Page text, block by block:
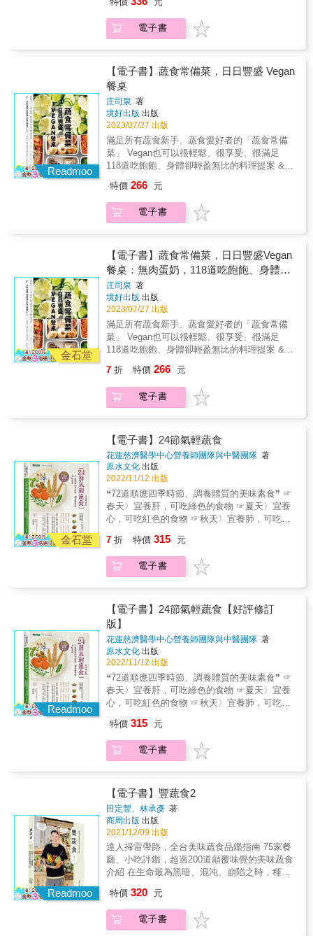
人｜Liz 高琹雯NOBUO餐廳主廚｜Nobu Lee李
信男Ephernité 法緹法式餐廳主廚｜Vanessa
Huang香色 Xiang Se 主廚｜邱一中
萬士傑鹽之華法國餐廳創辦人及主廚｜黎俞
君 Justine Li（順序按首字筆畫排列）Chef
Régis Macron的著作，是所有從事法式精緻料
理廚師們心目中的百科大全，本書絕對是繼
Herbes和Champignons之後，最令我期待的藏
書。—— Ephernité 法緹法式餐廳主廚｜
Vanessa Huang在這本水果料理書籍中，每一
頁都是一場味蕾的盛宴。作者巧妙運用鮮果的
天然風味，創造出色香味俱全的佳餚。無論是
甜點還是開胃菜，都能激發你的創意，讓你的
主廚｜邱一中Steve台灣一年四季都能產出豐富
而多樣的水果種類，這本書介紹水果基本的處
理方法及在前菜、沙拉、湯品、主菜各種料理
—— LAND.PINGTUNG餐廳主廚｜邱泓訓在台
灣，我們能在不同季節品嚐到各種甜美的水
果，近年有更多人將其應用在不同的層面，不
管直接食用、做菜、甜點或是各種加工品。藉
由法國名廚雷吉斯．馬柯的角度，依水果特性
不同，有意識的應用在不同面向裡，讓更多人
能夠在水果應用上得到靈感，嚐到更多水果的
不同風味，是一本有系統規劃的好書。—— 好
是葡萄酒商、母親是廚師，家裡從小經營飯
店，雷吉斯承襲雙親真誠的待客之道與料理熱
情，今日已是聞名世界的主廚，其子雅克也傳
子聯手持續探索當地農產的可能性，不斷突破
我們對精緻法餐的料理想像。馬柯家族位在南
法聖博內勒弗魯瓦山坡上的餐廳雖偏遠不易抵
達，每天仍有無數饕客不遠千里到訪期待一嚐
佳餚，不僅為響亮的米其林三星頭銜，也為雷
吉斯一貫尊重土地、熱愛從大自然尋找靈感，
對食材的講究與堅持所吸引。 ◆ 專業推薦 無
框自然食計畫主理人｜AlleyTaster 美食加創辦
信男Ephernité 法緹法式餐廳主廚｜Vanessa
Huang香色 Xiang Se 主廚｜邱一中
SteveLAND.PINGTUNG餐廳主廚｜邱泓訓好嶼
HOSU主廚｜李易晏MINIMAL創辦人兼主廚｜
萬士傑鹽之華法國餐廳創辦人及主廚｜黎俞
君 Justine Li（順序按首字筆畫排列）Chef
Régis Macron的著作，是所有從事法式精緻料
理廚師們心目中的百科大全，本書絕對是繼
Herbes和Champignons之後，最令我期待的藏
書。—— Ephernité 法緹法式餐廳主廚｜
Vanessa Huang在這本水果料理書籍中，每一
頁都是一場味蕾的盛宴。作者巧妙運用鮮果的
天然風味，創造出色香味俱全的佳餚。無論是
甜點還是開胃菜，都能激發你的創意，讓你的
廚房充滿活力與新鮮感！—— 香色 Xiang Se
主廚｜邱一中Steve台灣一年四季都能產出豐富
而多樣的水果種類，這本書介紹水果基本的處
理方法及在前菜、沙拉、湯品、主菜各種料理
灣，我們能在不同季節品嚐到各種甜美的水
果，近年有更多人將其應用在不同的層面，不
管直接食用、做菜、甜點或是各種加工品。藉
由法國名廚雷吉斯．馬柯的角度，依水果特性
不同，有意識的應用在不同面向裡，讓更多人
能夠在水果應用上得到靈感，嚐到更多水果的
不同風味，是一本有系統規劃的好書。—— 好
蔬食料理 & 只要按目錄索驥 就能找到符合你需
求的料理 從開胃前菜、主食、飲品到零嘴點
心，一應俱全 不僅為你開啟創意與美味兼具的
無酒精．無素料⦾ 健康天然無添加 & ˙補充鐵質
該吃什麼？不喝乳製品要如何攝取鈣質？ ˙不吃
奶蛋的純素食者，仍可攝取足夠的蛋白質！ &
經常獲邀雜誌、健康節目採訪，亦常前往大專
院校、餐飲機構等各單位演講的素食營養師
Mia，與菓芯蔬食餐酒館創辧人蕭煜達（阿Q主
廚），為此特地攜手開發出60道揉合經典與創
意的美味蔬食料理。 & 書中不僅為你呈上豐盛
的蔬食全餐，每道菜色更經過精心的營養規
劃，讓你在補充欠缺營養素的健康需求之外，
與美味，讓你健康與口腹之欲一次滿足。 & 誰
說蔬食為了追求健康，就變不出新花樣？ 只要
能掌握食材的天然特性，就能變化出豐富營養
也可以烹調出同等香濃馥郁的口感與滋味！ 冰
箱裡沒用完的蔬菜與常備食材，也能成為讓料
理美味再升級的祕密武器！ & 本書食譜除了希
望能藉天然蔬食補充營養所需， 還有更多坊間
難得一見的私房創意料理手法與美味升級祕
技， 要與你分享！ ●品嘗紅莧菜、紅鳳菜等含
鐵量高的蔬菜，搭配泡菜也能提升鐵質吸收
率！ ●柔嫩的豆包泥加上鷹嘴豆粉拌勻，不用
御／玉子燒。 ●製作可樂餅時，用高蛋白質的
腐加上營養酵母打成泥，就能模擬出cream
cheese般的香濃口感！ ●如何自製香菇粉，在
滿足維生素D需求的同時，風味提升，也讓下廚
更便利！& ●用豆皮，就能製作出純素高蛋白質
又零膽固醇的美味焙啃！&hellip;&hellip;等
本書60道菜式豐富、口感風味絕佳的天然蔬食
料理 從前菜、主餐、點心、醬料到高湯，全都
一應俱全 為所有素食朋友達成既想滿足營養補
給、又能兼顧美味的夢想 本書特色 & 除了學會
料理和品嘗蔬食的美味，你還能獲得更多
&hellip;&hellip; ●專為補充特定營養素而設計：
按目錄索驥，就能找到符合你需求的料理。 ●
純天然無添加：原型食物烹調，不使用高度加
工再製的素肉、素丸等素料。 ●菜式豐富多
元：沙拉、小菜、主食、飲料、能量點心，一
書即全餐。 ●主廚專欄：料理秘技無私傳授，3
小講堂：破除五大營養素常見的迷思，建立正
確的素食飲食觀念。 ●健康食材介紹：從調味
料成分到食材所含營養素，均另闢專欄解說，
替你的健康把關。 &
電子書
Readmoo
【電子書】蔬食常備菜，日日豐盛 Vegan
餐桌
庄司泉 著
境好出版 出版
2023/07/27 出版
滿足所有蔬食新手、蔬食愛好者的「蔬食常備
菜」 Vegan也可以很輕鬆、很享受、很滿足
118道吃飽飽、身體卻輕盈無比的料理提案 &
Vegan飲食 在動物保護、生態議題、健康管理
等議題的影響下，越來越多人選擇Vegan飲食。
而Vegan飲食除了不吃肉類、魚類，也會完全避
乏蛋白質攝取？這本書將帶大家輕鬆實踐Vegan
生活。 & ◎ 善用「蔬食常備菜」，享受輕盈無
負擔的Vegan生活 想要進行Vegan飲食，卻不
知如何開始？已經開始全植飲食，卻會遇到一
些執行難題？本書的庄司老師，擅長蔬食料
理、廚藝經驗豐富，將利用「蔬食常備菜」概
念，幫助大家解決執行上的大小問題，進入美
好的Vegan生活。 & ＊ 外食不便，又沒時間下
廚怎麼辦？ &rarr; 製作常備菜，一次做好足夠
分量，再放人冰箱冷藏、冷凍，餓了馬上就能
嗎？ &rarr; 蔬食常備菜，只要切一切、拌一
拌、煮一煮，就這麼簡單！ & ＊ 蔬食變化少，
很容易就吃膩了？ &rarr; 本書有超過100種料理
美味外，還可善用調味料、高湯等，做出義
式、法式、韓式等風味料理。 & ＊ 少了蛋、肉
類、海鮮，蛋白質的攝取該如何補足？ &rarr;
利用豆腐、豆皮、車麩等食材，補充蛋白質，
還能製作出豐厚滿足的口感。 & ◎ 食材好取
得，料理豐富多變 本書原著雖然為日文書，但
大部分的食材在你家隔壁的超市就能買得到，
番茄等，食材方便取得。厲害的是，這些常見
的食材，經過庄司老師的精心設計後，變化出
一道道你以前從沒想過的料理方式與搭配組
合。 & 當然，如果你是日式料理愛好者，還可
式風味料理。 &
特價 266 元
電子書
金石堂
【電子書】蔬食常備菜，日日豐盛Vegan
餐桌：無肉蛋奶，118道吃飽飽、身體卻
輕盈無比的全植物料理提案
庄司泉 著
境好出版 出版
2023/07/27 出版
滿足所有蔬食新手、蔬食愛好者的「蔬食常備
菜」 Vegan也可以很輕鬆、很享受、很滿足
118道吃飽飽、身體卻輕盈無比的料理提案 &
Vegan飲食 在動物保護、生態議題、健康管理
等議題的影響下，越來越多人選擇Vegan飲食。
而Vegan飲食除了不吃肉類、魚類，也會完全避
乏蛋白質攝取？這本書將帶大家輕鬆實踐Vegan
生活。 & ◎ 善用「蔬食常備菜」，享受輕盈無
負擔的Vegan生活 想要進行Vegan飲食，卻不
知如何開始？已經開始全植飲食，卻會遇到一
些執行難題？本書的庄司老師，擅長蔬食料
理、廚藝經驗豐富，將利用「蔬食常備菜」概
念，幫助大家解決執行上的大小問題，進入美
好的Vegan生活。 & ＊ 外食不便，又沒時間下
廚怎麼辦？ &rarr; 製作常備菜，一次做好足夠
開動！＊ 廚藝不佳，也做出美味Vegan料理
嗎？ &rarr; 蔬食常備菜，只要切一切、拌一
拌、煮一煮，就這麼簡單！ & ＊ 蔬食變化少，
的搭配，除了利用食材本身的天然色彩搭配出
美味外，還可善用調味料、高湯等，做出義
式、法式、韓式等風味料理。 & ＊ 少了蛋、肉
類、海鮮，蛋白質的攝取該如何補足？ &rarr;
利用豆腐、豆皮、車麩等食材，補充蛋白質，
還能製作出豐厚滿足的口感。 & ◎ 食材好取
得，料理豐富多變 本書原著雖然為日文書，但
大部分的食材在你家隔壁的超市就能買得到，
番茄等，食材方便取得。厲害的是，這些常見
的食材，經過庄司老師的精心設計後，變化出
一道道你以前從沒想過的料理方式與搭配組
式風味料理。 &
7 折 特價 266 元
電子書
金石堂
【電子書】24節氣輕蔬食
花蓮慈濟醫學中心營養師團隊與中醫團隊 著
原水文化 出版
2022/11/12 出版
❝72道順應四季時節、調養體質的美味素食❞ ☞
春天〉宜養肝，可吃綠色的食物 ☞夏天〉宜養
心，可吃紅色的食物 ☞秋天〉宜養肺，可吃白
✯★最用心的中醫師+營養師 結合中醫師對應節
氣與食材的養生法， 搭配營養師精心設計營養
又健康美食。 & ✯★365天讓身體無負擔的美味
理。 〔貼心整理〕 72種有助抗老養五臟的五色
食材速查表 〔專文推薦〕 林俊龍（佛教慈濟醫
療財團法人執行長） 林欣榮（花蓮慈濟醫院院
長） 〔本書適用蛋奶素〕 ✑24節氣養生食療
&mdash;春季篇 【立春】大地回暖陽氣發，飲
食宜清淡，少食辛辣的食物。 【雨水】萬物生
長好時機，多吃綠色食物，有益肝氣升發。
【驚蟄】冬眠而起醒脾胃，多吃富含植物性蛋
白質的食物。 【春分】維持人體陰陽平衡狀
態，避免寒性食物損傷脾胃。 【清明】春天肝
【穀雨】雨量漸多濕氣加重，養生的重點是袪
濕邪護脾胃。 ✑24節氣養生食療&mdash;夏季
篇 【立夏】天氣漸熱，肝氣轉弱心氣增，飲食
安，清熱利濕的食物可解煩悶。 【芒種】暑濕
困脾更要當心粽子，清熱祛濕食材開胃消脹。
【夏至】天熱食慾差，護心冷食不可多，補充
水分為優先。 【小暑】避免太陽過度曝曬，養
生宜開胃、除濕、助消化。 【大暑】高溫高濕
大地像蒸籠，降火排濕食材治『苦夏症。』
✑24節氣養生食療&mdash;秋季篇 【立秋】陽
肺。 【處暑】暑熱終結轉秋燥，預防秋老虎首
重滋陰清熱潤燥。 【白露】日夜溫差大，勿貪
涼。宜滋補養陰，轉骨好時機。 【秋分】日夜
7 折 特價 315 元
電子書
Readmoo
【電子書】24節氣輕蔬食【好評修訂
版】
花蓮慈濟醫學中心營養師團隊與中醫團隊 著
原水文化 出版
2022/11/12 出版
❝72道順應四季時節、調養體質的美味素食❞ ☞
春天〉宜養肝，可吃綠色的食物 ☞夏天〉宜養
心，可吃紅色的食物 ☞秋天〉宜養肺，可吃白
✯★最用心的中醫師+營養師 結合中醫師對應節
氣與食材的養生法， 搭配營養師精心設計營養
又健康美食。 & ✯★365天讓身體無負擔的美味
理。 〔貼心整理〕 72種有助抗老養五臟的五色
食材速查表 〔專文推薦〕 林俊龍（佛教慈濟醫
療財團法人執行長） 林欣榮（花蓮慈濟醫院院
長） 〔本書適用蛋奶素〕 ✑24節氣養生食療
&mdash;春季篇 【立春】大地回暖陽氣發，飲
食宜清淡，少食辛辣的食物。 【雨水】萬物生
長好時機，多吃綠色食物，有益肝氣升發。
【驚蟄】冬眠而起醒脾胃，多吃富含植物性蛋
白質的食物。 【春分】維持人體陰陽平衡狀
氣最旺盛之時，養生首重疏肝與調暢情志。
【穀雨】雨量漸多濕氣加重，養生的重點是袪
特價 315 元
電子書
Readmoo
【電子書】豐蔬食2
田定豐、林承彥 著
商周出版 出版
2021/12/09 出版
達人掃雷帶路，全台美味蔬食品鑑指南 75家餐
廳、小吃評鑑，超過200道顛覆味覺的美味蔬食
介紹 在生命最為黑暗、混沌、崩陷之時，種子
為不過是小小的飲食習慣改變，卻連帶影響了
人生的各個面向，包括生活態度與價值觀。 吃
素二十多年，田定豐意識到，世上沒有什麼事
特價 320 元
電子書